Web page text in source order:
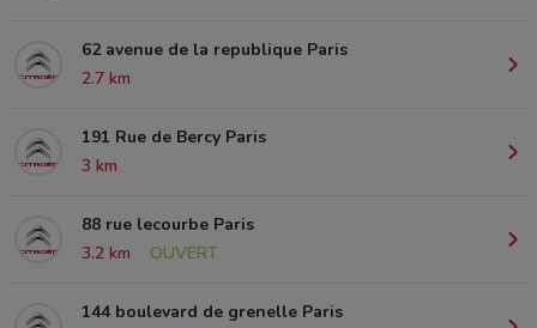
62 avenue de la republique Paris
2.7 km
191 Rue de Bercy Paris
3 km
88 rue lecourbe Paris
3.2 km
OUVERT
144 boulevard de grenelle Paris